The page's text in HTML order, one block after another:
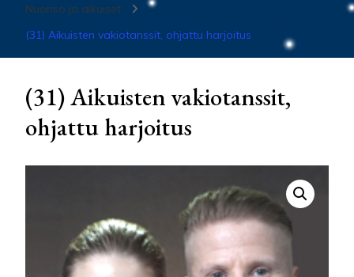
Nuoriso ja aikuiset
(31) Aikuisten vakiotanssit, ohjattu harjoitus
(31) Aikuisten vakiotanssit,
ohjattu harjoitus